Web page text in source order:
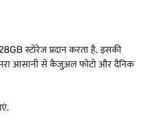
स्टोरेज प्रदान करता है. इसकी
आसानी से कैजुअल फोटो और दैनिक